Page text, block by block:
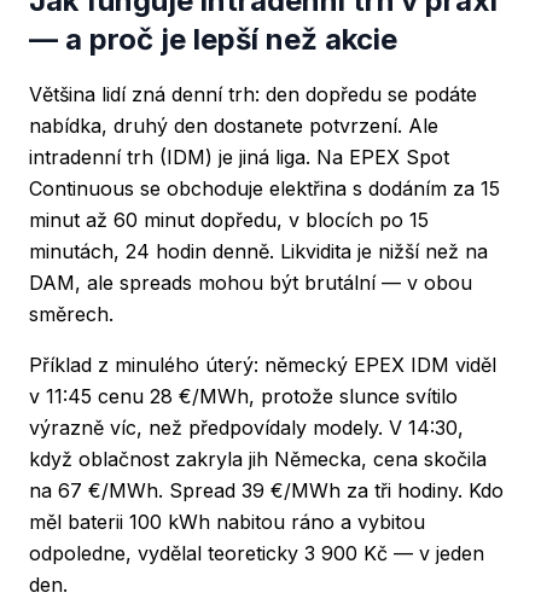
— a proč je lepší než akcie
Většina lidí zná denní trh: den dopředu se podáte
nabídka, druhý den dostanete potvrzení. Ale
intradenní trh (IDM) je jiná liga. Na EPEX Spot
Continuous se obchoduje elektřina s dodáním za 15
minut až 60 minut dopředu, v blocích po 15
minutách, 24 hodin denně. Likvidita je nižší než na
DAM, ale spreads mohou být brutální — v obou
směrech.
Příklad z minulého úterý: německý EPEX IDM viděl
v 11:45 cenu 28 €/MWh, protože slunce svítilo
výrazně víc, než předpovídaly modely. V 14:30,
když oblačnost zakryla jih Německa, cena skočila
na 67 €/MWh. Spread 39 €/MWh za tři hodiny. Kdo
měl baterii 100 kWh nabitou ráno a vybitou
odpoledne, vydělal teoreticky 3 900 Kč — v jeden
den.